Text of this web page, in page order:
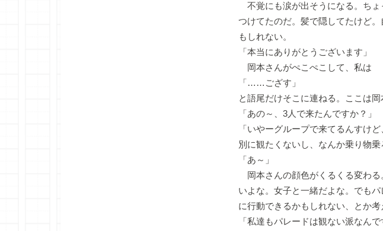
不覚にも涙が出そうになる。ちょ
つけてたのだ。髪で隠してたけど
もしれない。
「本当にありがとうございます」
岡本さんがぺこぺこして、私は
「……ござす」
と語尾だけそこに連ねる。ここは
「あの～、3人で来たんですか？」
「いやーグループで来てるんすけ
別に観たくないし、なんか乗り物乗
「あ～」
岡本さんの顔色がくるくる変わる
いよな。女子と一緒だよな。でも
に行動できるかもしれない、とか考
「私達もパレードは観ない派なんで